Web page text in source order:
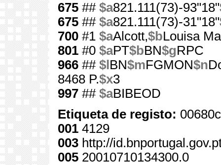
675 ## $a821.111(73)-93"18"
675 ## $a821.111(73)-31"18"
700 #1 $aAlcott,$bLouisa
801 #0 $aPT$bBN$gRPC
966 ## $l BN$mFGMON$n
8468 P.$x3
997 ## $aBIBEOD
Etiqueta de registo:
001 4129
003 http://
005 20010710134300.0